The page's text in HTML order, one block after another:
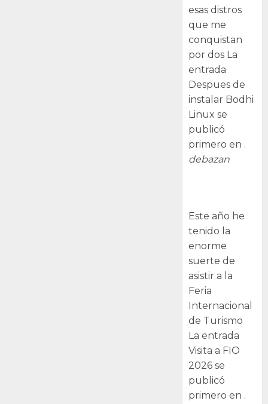
esas distros
que me
conquistan
por dos La
entrada
Despues de
instalar Bodhi
Linux se
publicó
primero en .
debazan
Este año he
tenido la
enorme
suerte de
asistir a la
Feria
Internacional
de Turismo
La entrada
Visita a FIO
2026 se
publicó
primero en .